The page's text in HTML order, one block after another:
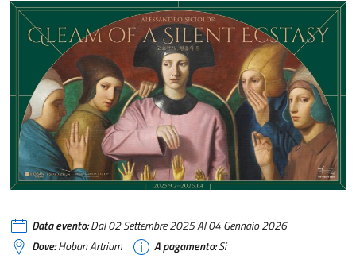
Data evento:Dal 02 Settembre 2025 Al 04 Gennaio 2026
Dove:Hoban Artrium A pagamento:Si